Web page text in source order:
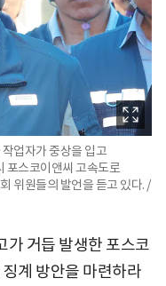
업자가 중상을 입고
포스코이앤씨 고속도로
위원들의 발언을 듣고 있다. /
가 거듭 발생한 포스코
계 방안을 마련하라